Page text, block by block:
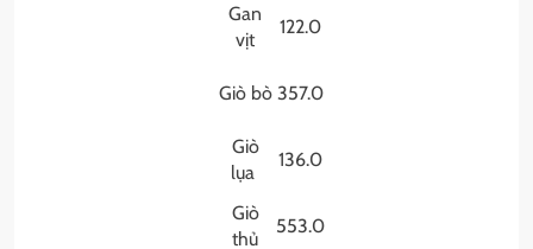
Gan
vịt
122.0
Giò bò 357.0
Giò
lụa
136.0
Giò
thủ
553.0